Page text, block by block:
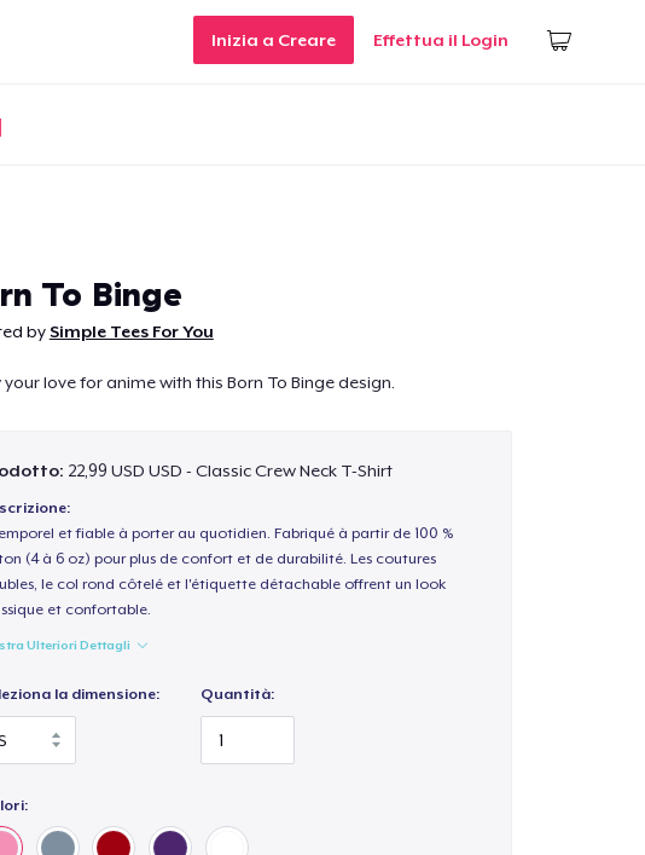
Inizia a Creare Effettua il Login
To Binge
bySimple Tees For You
your love for anime with this Born To Binge design.
22,99 USD USD - Classic Crew Neck T-Shirt
et fiable à porter au quotidien. Fabriqué à partir de 100 %
(4 à 6 oz) pour plus de confort et de durabilité. Les coutures
le col rond côtelé et l'étiquette détachable offrent un look
et confortable.
Ulteriori Dettagli
la dimensione: Quantità: